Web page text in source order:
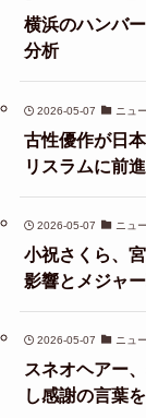
横浜のハンバ
分析
2026-05-07 ニュ
古性優作が日
リスラムに前進
2026-05-07 ニュ
小祝さくら、
影響とメジャ
2026-05-07 ニュ
スネオヘアー
し感謝の言葉